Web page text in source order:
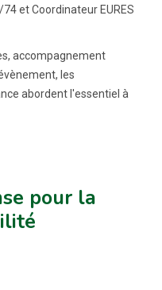
et Coordinateur EURES
accompagnement
les
abordent l'essentiel à
pour la